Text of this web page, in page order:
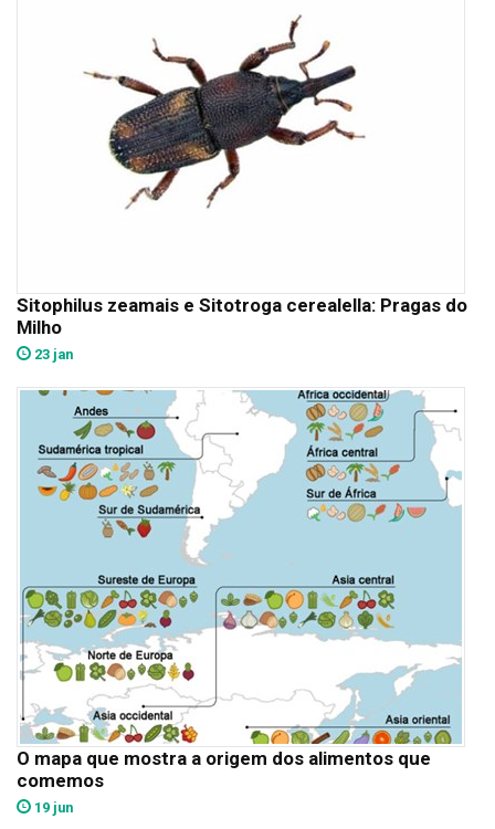
Sitophilus zeamais e Sitotroga cerealella: Pragas do
Milho
23 jan
O mapa que mostra a origem dos alimentos que
comemos
19 jun